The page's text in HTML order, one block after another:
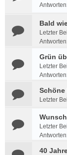
Bald
Letzter
Grün
Letzter
Schöne
Letzter
Letzter
40